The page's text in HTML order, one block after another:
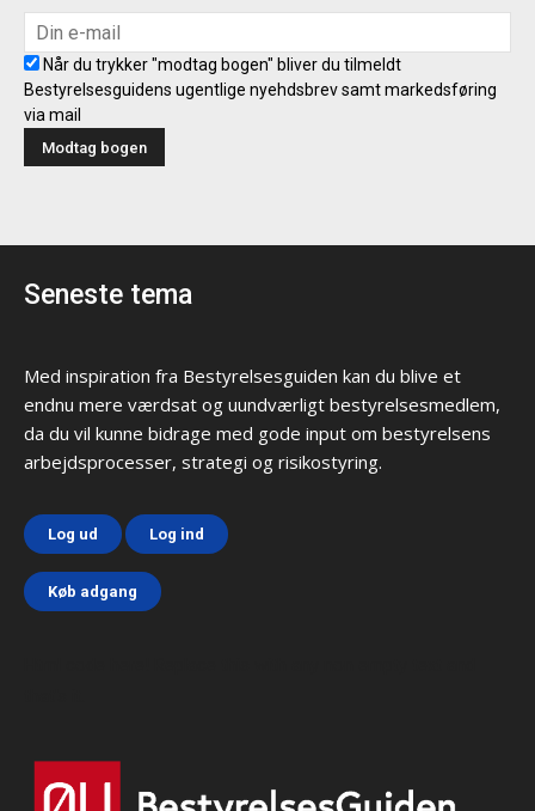
Når du trykker "modtag bogen" bliver du tilmeldt
Bestyrelsesguidens ugentlige nyehdsbrev samt markedsføring
via mail
Seneste tema
Med inspiration fra Bestyrelsesguiden kan du blive et
endnu mere værdsat og uundværligt bestyrelsesmedlem,
da du vil kunne bidrage med gode input om bestyrelsens
arbejdsprocesser, strategi og risikostyring.
Log ud Log ind
Køb adgang